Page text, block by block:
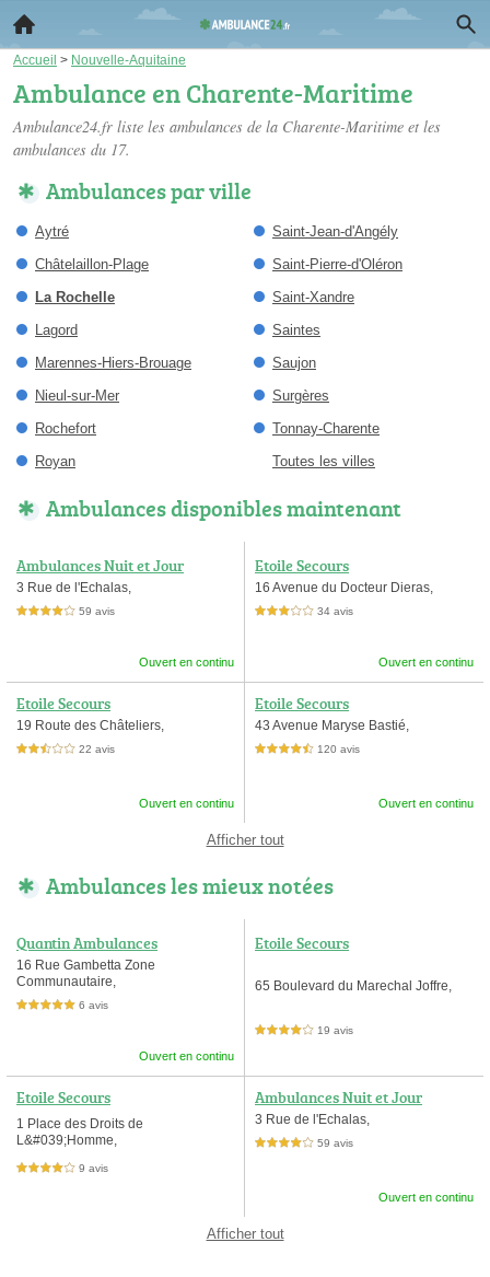
Accueil > Nouvelle-Aquitaine
Ambulance en Charente-Maritime
Ambulance24.fr liste les ambulances de la Charente-Maritime et les
ambulances du 17.
Ambulances par ville
Aytré
Châtelaillon-Plage
La Rochelle
Lagord
Marennes-Hiers-Brouage
Nieul-sur-Mer
Rochefort
Royan
Saint-Jean-d'Angély
Saint-Pierre-d'Oléron
Saint-Xandre
Saintes
Saujon
Surgères
Tonnay-Charente
Toutes les villes
Ambulances disponibles maintenant
Ambulances Nuit et Jour
3 Rue de l'Echalas,
4,0 étoiles sur 5 59 avis
Ouvert en continu
Etoile Secours
16 Avenue du Docteur Dieras,
3,0 étoiles sur 5 34 avis
Ouvert en continu
Etoile Secours
19 Route des Châteliers,
2,5 étoiles sur 5 22 avis
Ouvert en continu
Etoile Secours
43 Avenue Maryse Bastié,
4,5 étoiles sur 5 120 avis
Ouvert en continu
Afficher tout
Ambulances les mieux notées
Quantin Ambulances
16 Rue Gambetta Zone
Communautaire,
5,0 étoiles sur 5 6 avis
Ouvert en continu
Etoile Secours
65 Boulevard du Marechal Joffre,
4,0 étoiles sur 5 19 avis
Etoile Secours
1 Place des Droits de
L&#039;Homme,
4,0 étoiles sur 5 9 avis
Ambulances Nuit et Jour
3 Rue de l'Echalas,
4,0 étoiles sur 5 59 avis
Ouvert en continu
Afficher tout